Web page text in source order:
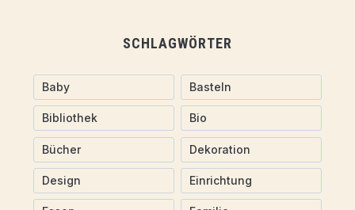
SCHLAGWÖRTER
Baby Basteln
Bibliothek Bio
Bücher Dekoration
Design Einrichtung